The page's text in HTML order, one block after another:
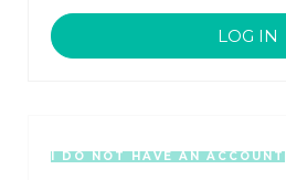
I DO NOT HAVE AN ACCOUNT